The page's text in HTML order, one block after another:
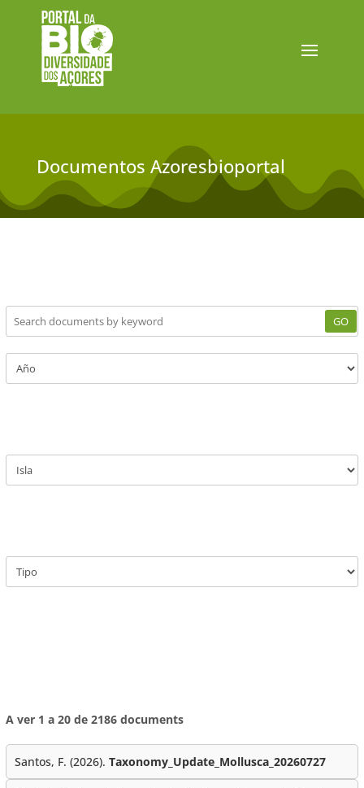
Documentos Azoresbioportal
GO
A ver 1 a 20 de 2186 documents
Santos, F. (2026). Taxonomy_Update_Mollusca_20260727